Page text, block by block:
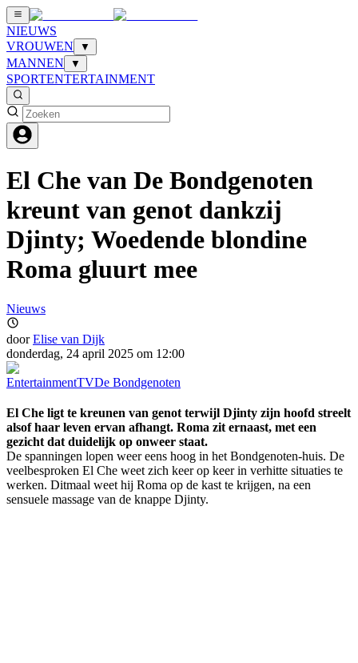
NIEUWS
VROUWEN
▼
MANNEN ▼
SPORTENTERTAINMENT
El Che van De Bondgenoten
kreunt van genot dankzij
Djinty; Woedende blondine
Roma gluurt mee
Nieuws
door Elise van Dijk
donderdag, 24 april 2025 om 12:00
EntertainmentTVDe Bondgenoten
El Che ligt te kreunen van genot terwijl Djinty zijn hoofd streelt
alsof haar leven ervan afhangt. Roma zit ernaast, met een
gezicht dat duidelijk op onweer staat.
De spanningen lopen weer eens hoog in het Bondgenoten-huis. De
veelbesproken El Che weet zich keer op keer in verhitte situaties te
werken. Ditmaal weet hij Roma op de kast te krijgen, na een
sensuele massage van de knappe Djinty.